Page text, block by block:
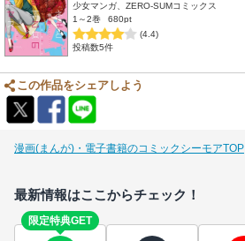
少女マンガ、ZERO-SUMコミックス
1～2巻
680pt
(4.4)
投稿数5件
この作品をシェアしよう
漫画(まんが)・電子書籍のコミックシーモアTOP
最新情報はここからチェック！
限定特典GET